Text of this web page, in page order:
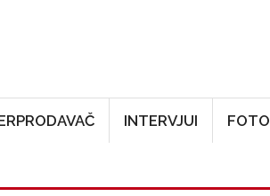
INTERVJUI FOTO